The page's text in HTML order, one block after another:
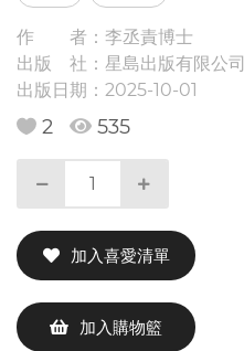
作 者： 李丞責博士
出版 社： 星島出版有限公司
出版日期： 2025-10-01
2 535
加入喜愛清單
加入購物籃